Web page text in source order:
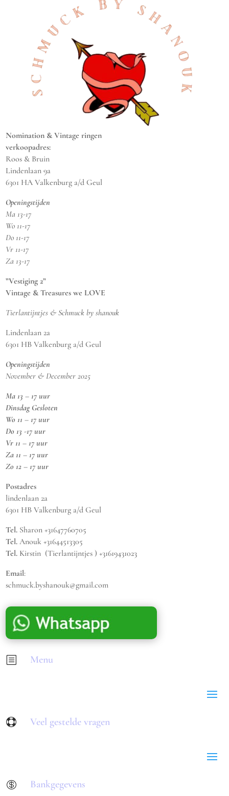
Nomination & Vintage ringen
verkoopadres:
Roos & Bruin
Lindenlaan 9a
6301 HA Valkenburg a/d Geul
Openingstijden
Ma 13-17
Wo 11-17
Do 11-17
Vr 11-17
Za 13-17
”Vestiging 2”
Vintage & Treasures we LOVE
Tierlantijntjes & Schmuck by shanouk
Lindenlaan 2a
6301 HB Valkenburg a/d Geul
Openingstijden
November & December 2025
Ma 13 – 17 uur
Dinsdag Gesloten
Wo 11 – 17 uur
Do 13 -17 uur
Vr 11 – 17 uur
Za 11 – 17 uur
Zo 12 – 17 uur
Postadres
lindenlaan 2a
6301 HB Valkenburg a/d Geul
Tel. Sharon +31647760705
Tel. Anouk +31644513305
Tel. Kirstin (Tierlantijntjes ) +31619431023
Email:
schmuck.byshanouk@gmail.com
b Menu
 Veel gestelde vragen
 Bankgegevens